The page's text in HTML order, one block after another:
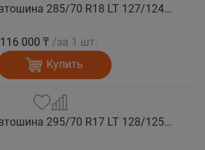
COMFORSER Автошина 285/70 R18 LT 127/124Q CF9000 R/T RWL 10PR лето
116 000 ₸ /за 1 шт.
Купить
COMFORSER Автошина 295/70 R17 LT 128/125Q CF9000 R/T RWL 10PR лето